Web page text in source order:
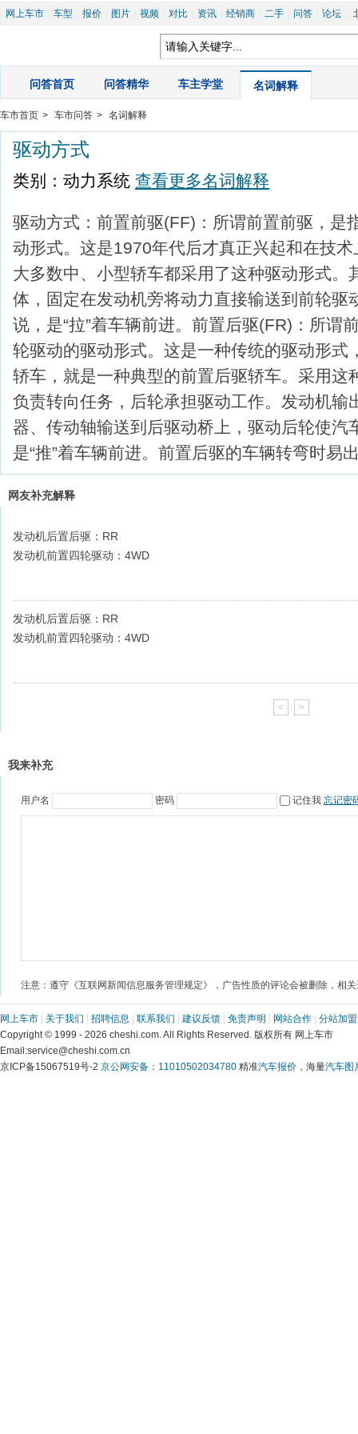
网上车市 车型 报价 图片 视频 对比 资讯 经销商 二手 问答 论坛
问答首页 问答精华 车主学堂 名词解释
车市首页 > 车市问答 > 名词解释
驱动方式
类别：动力系统 查看更多名词解释
驱动方式：前置前驱(FF)：所谓前置前驱，是
动形式。这是1970年代后才真正兴起和在技
大多数中、小型轿车都采用了这种驱动形式。
体，固定在发动机旁将动力直接输送到前轮驱
说，是“拉”着车辆前进。前置后驱(FR)：所谓
轮驱动的驱动形式。这是一种传统的驱动形式
轿车，就是一种典型的前置后驱轿车。采用这
负责转向任务，后轮承担驱动工作。发动机输
器、传动轴输送到后驱动桥上，驱动后轮使汽
是“推”着车辆前进。前置后驱的车辆转弯时易
网上车市 关于我们 招聘信息 联系我们 建议反馈 免责声明 网站合作
分站加盟
Copyright © 1999 - 2026 cheshi.com. All Rights Reserved. 版权所有 网上车市
Email:service@cheshi.com.cn
京ICP备15067519号-2 京公网安备：11010502034780 精准汽车报价 ，海量汽车图